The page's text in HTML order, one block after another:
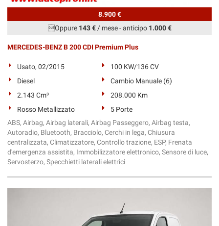
8.900 €
Oppure 143 €/ mese-anticipo 1.000 €
MERCEDES-BENZ B 200 CDI Premium Plus
Usato, 02/2015
100 KW/136 CV
Diesel
Cambio Manuale (6)
2.143 Cm³
208.000 Km
Rosso Metallizzato
5 Porte
ABS, Airbag, Airbag laterali, Airbag Passeggero, Airbag testa,
Autoradio, Bluetooth, Bracciolo, Cerchi in lega, Chiusura
centralizzata, Climatizzatore, Controllo trazione, ESP, Frenata
d'emergenza assistita, Immobilizzatore elettronico, Sensore di luce,
Servosterzo, Specchietti laterali elettrici